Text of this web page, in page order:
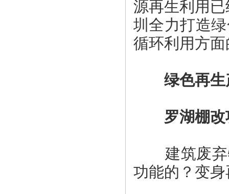
源再生利用
圳全力打造
循环利用方
绿色再生
罗湖棚改
建筑废弃
功能的？变